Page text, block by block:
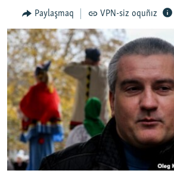
İNSAN AQLARI
VİDEO
SÜRET
BLOGLAR
FİKİR
Русский
Українською
Paylaşmaq VPN-siz oquñız